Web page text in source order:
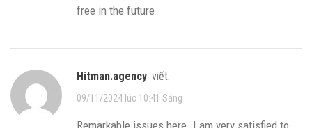
free in the future
hitman.agency viết:
09/11/2024 lúc 10:41 Sáng
Remarkable issues here. I am very satisfied to